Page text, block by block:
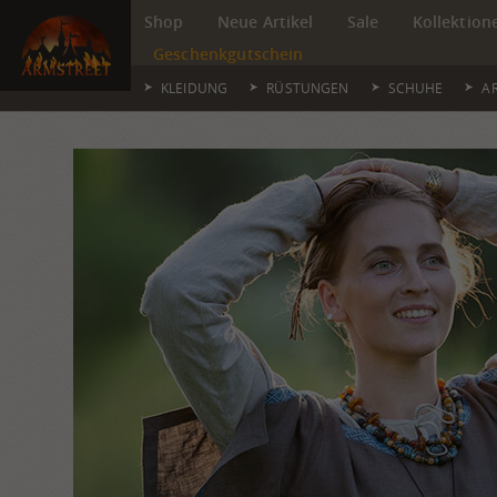
Shop Neue Artikel Sale
Geschenkgutschein
KLEIDUNG RÜSTUNGEN SCHUHE